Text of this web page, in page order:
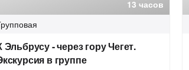
13 часов
Эльбрусу - через гору Чегет.
в группе